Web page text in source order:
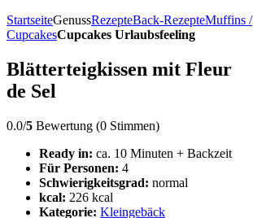
StartseiteGenussRezepteBack-RezepteMuffins /
CupcakesCupcakes Urlaubsfeeling
Blätterteigkissen mit Fleur
de Sel
0.0/5 Bewertung (0 Stimmen)
Ready in: ca. 10 Minuten + Backzeit
Für Personen: 4
Schwierigkeitsgrad: normal
kcal: 226 kcal
Kategorie: Kleingebäck